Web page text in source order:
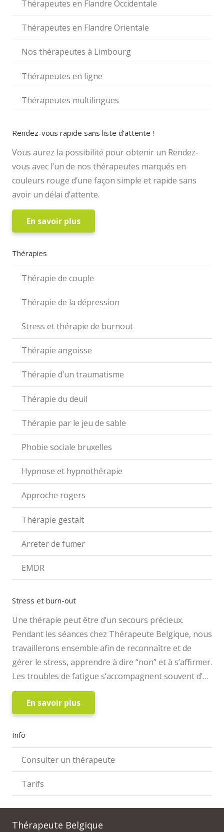
Thérapeutes en Flandre Occidentale
Thérapeutes en Flandre Orientale
Nos thérapeutes à Limbourg
Thérapeutes en ligne
Thérapeutes multilingues
Rendez-vous rapide sans liste d’attente !
Vous aurez la possibilité pour obtenir un Rendez-
vous avec l’un de nos thérapeutes marqués en
couleurs rouge d’une façon simple et rapide sans
avoir un délai d’attente.
En savoir plus
Thérapies
Thérapie de couple
Thérapie de la dépression
Stress et thérapie de burnout
Thérapie angoisse
Thérapie d’un traumatisme
Thérapie du deuil
Thérapie par le jeu de sable
Phobie sociale bruxelles
Hypnose et hypnothérapie
Approche rogers
Thérapie gestalt
Arreter de fumer
EMDR
Stress et burn-out
Une thérapie peut être d’un secours précieux.
Pendant les séances chez Thérapeute Belgique, nous
travaillerons ensemble afin de reconnaître et de
gérer le stress, apprendre à dire “non” et à s’affirmer.
Les troubles de fatigue s’accompagnent souvent d’…
En savoir plus
Info
Consulter un thérapeute
Tarifs
Thérapeute Belgique